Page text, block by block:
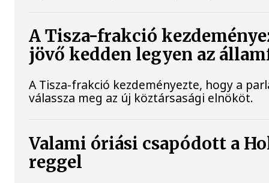
A Tisza-frakció
jövő kedden legyen az
A Tisza-frakció kezdeményezte, hogy a
válassza meg az új köztársasági elnököt.
Valami óriási csapódott a
reggel